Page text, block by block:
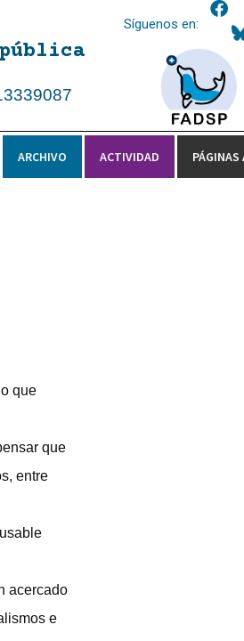
Síguenos en:
ARCHIVO ACTIVIDAD PÁGINAS
que
que
entre
acercado
e